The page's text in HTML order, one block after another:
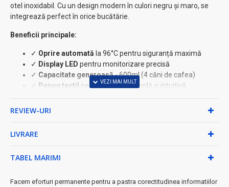
otel inoxidabil. Cu un design modern în culori negru și maro, se
integrează perfect în orice bucătărie.
Beneficii principale:
✓ Oprire automată la 96°C pentru siguranță maximă
✓ Display LED pentru monitorizare precisă
✓ Capacitate generoasă- 600ml (4 căni de cafea)
✓ Panou tactil pentru operare simplă și intuitivă
• Cana cu fund din otel inoxidabil și sistem anti-stropire
• Funcționare: 220-240V ~ 50/60 Hz
Dimensiuni compacte:
REVIEW-URI
LIVRARE
TABEL MARIMI
Facem eforturi permanente pentru a pastra corectitudinea informatiilor